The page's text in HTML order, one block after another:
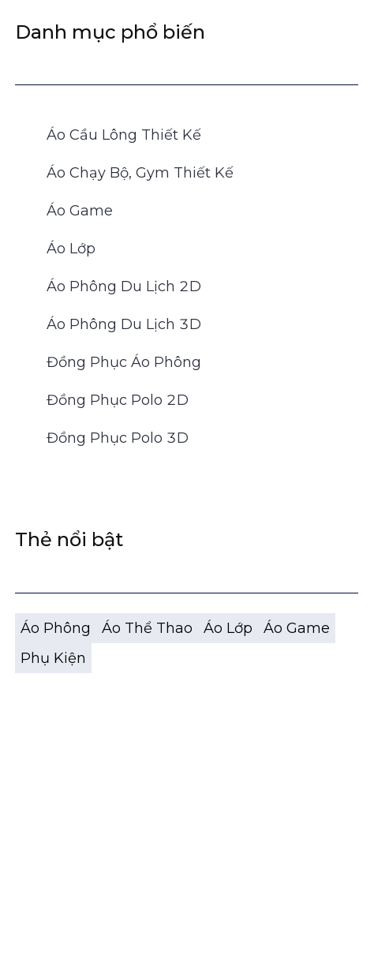
Danh mục phổ biến
Áo Cầu Lông Thiết Kế
Áo Chạy Bộ, Gym Thiết Kế
Áo Game
Áo Lớp
Áo Phông Du Lịch 2D
Áo Phông Du Lịch 3D
Đồng Phục Áo Phông
Đồng Phục Polo 2D
Đồng Phục Polo 3D
Thẻ nổi bật
Áo Phông Áo Thể Thao Áo Lớp
Áo Game
Phụ Kiện